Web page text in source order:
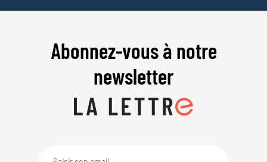
Abonnez-vous à notre
newsletter